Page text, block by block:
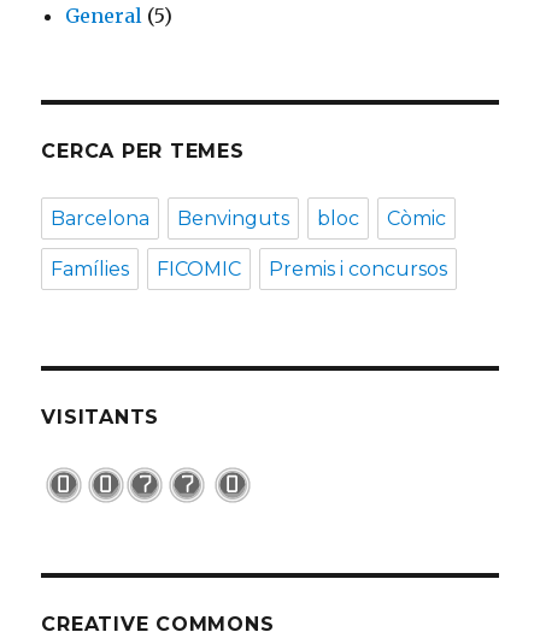
General (5)
CERCA PER TEMES
Barcelona Benvinguts bloc Còmic
Famílies FICOMIC Premis i concursos
VISITANTS
CREATIVE COMMONS